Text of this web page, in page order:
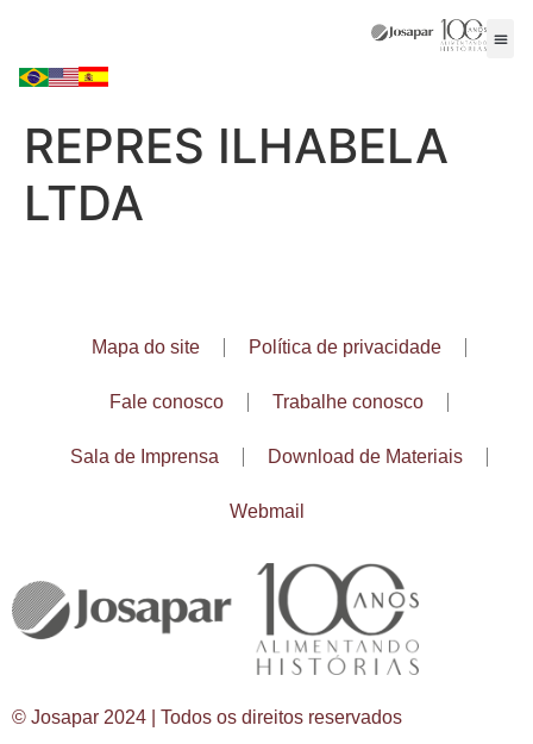
REPRES ILHABELA
LTDA
Mapa do site Política de privacidade
Fale conosco Trabalhe conosco
Sala de Imprensa Download de Materiais
Webmail
© Josapar 2024 | Todos os direitos reservados